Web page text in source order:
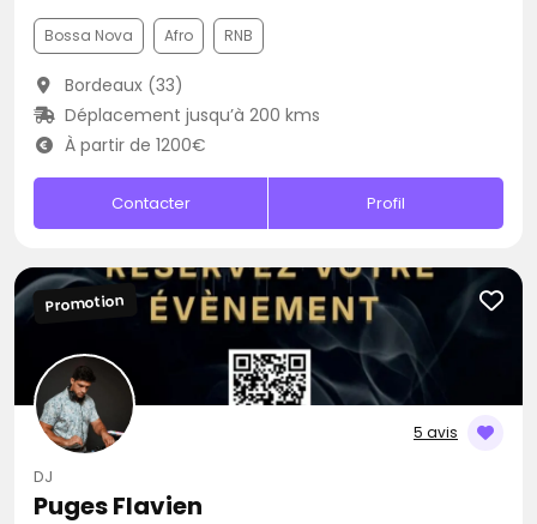
Bossa Nova Afro RNB
Bordeaux (33)
Déplacement jusqu’à 200 kms
À partir de 1200€
Contacter Profil
5 avis
Promotion
DJ
Puges Flavien